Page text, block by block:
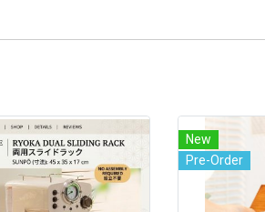
New
Pre-Order